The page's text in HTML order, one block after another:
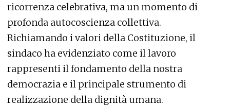
ricorrenza celebrativa, ma un momento di
profonda autocoscienza collettiva.
Richiamando i valori della Costituzione, il
sindaco ha evidenziato come il lavoro
rappresenti il fondamento della nostra
democrazia e il principale strumento di
realizzazione della dignità umana.